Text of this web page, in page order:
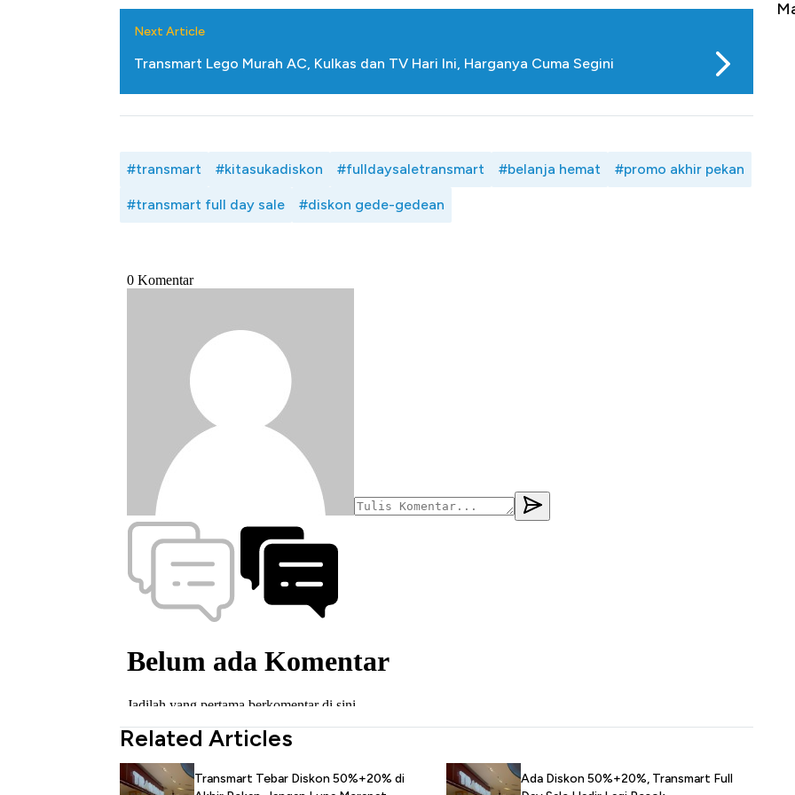
Next Article
Transmart Lego Murah AC, Kulkas dan TV Hari Ini, Harganya Cuma Segini
#transmart #kitasukadiskon #fulldaysaletransmart #belanja hemat #promo akhir pekan
#transmart full day sale #diskon gede-gedean
Related Articles
Transmart Tebar Diskon 50%+20% di
Ada Diskon 50%+20%, Transmart Full
Tembaga Terbang ke Zona Berbahaya
Mana yang Cuannya Paling